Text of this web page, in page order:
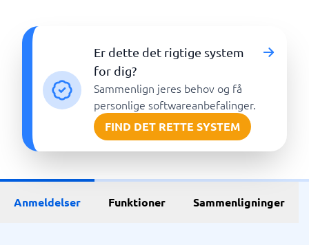
Er dette det rigtige system
for dig?
Sammenlign jeres behov og få
personlige softwareanbefalinger.
FIND DET RETTE SYSTEM
Anmeldelser Funktioner Sammenligninger